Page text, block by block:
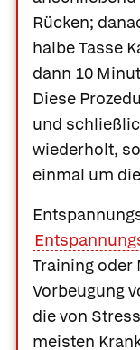
Rücken;
halbe Tasse
dann 10
Diese
und
wiederholt,
einmal um
Training oder
Vorbeugung
die von
meisten
Was Ihre
empfiehlt